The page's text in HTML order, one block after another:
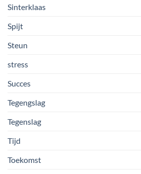
Sinterklaas
Spijt
Steun
stress
Succes
Tegengslag
Tegenslag
Tijd
Toekomst